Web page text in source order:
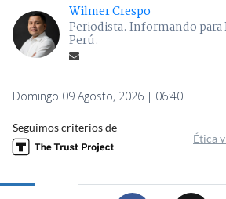
Wilmer Crespo
Periodista. Informando para
Perú.
Domingo 09 Agosto, 2026 | 06:40
Seguimos criterios de
Ética